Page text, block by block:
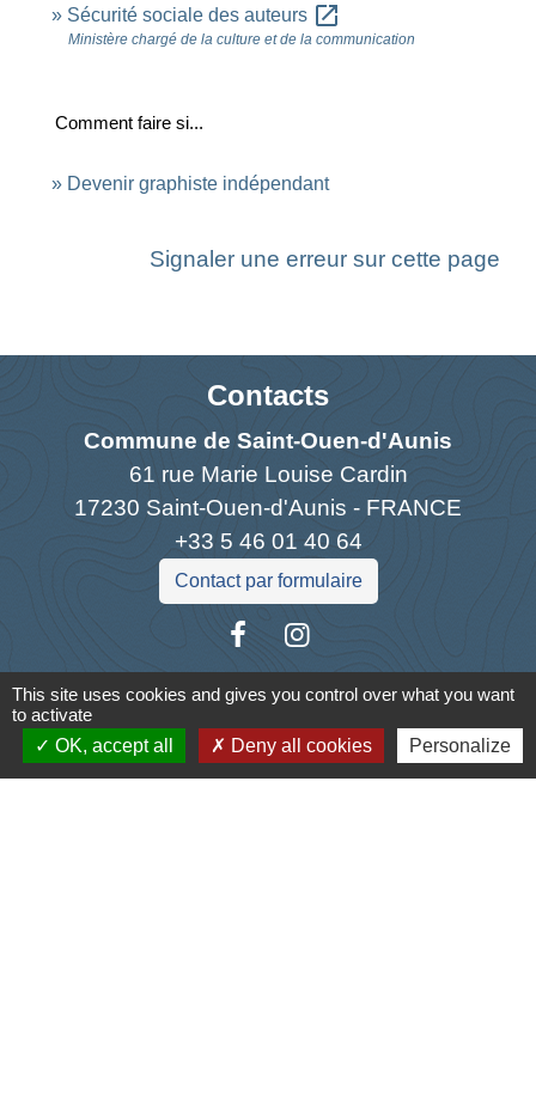
Sécurité sociale des auteurs open_in_new
Ministère chargé de la culture et de la communication
Comment faire si...
Devenir graphiste indépendant
Signaler une erreur sur cette page
Contacts
Commune de Saint-Ouen-d'Aunis
61 rue Marie Louise Cardin
17230 Saint-Ouen-d'Aunis - FRANCE
+33 5 46 01 40 64
Contact par formulaire
Liens
This site uses cookies and gives you control over what you want
to activate
OK, accept all
Deny all cookies Personalize